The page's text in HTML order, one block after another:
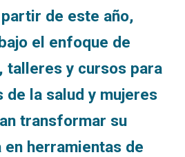
de este año,
el enfoque de
talleres y cursos para
la salud y mujeres
transformar su
herramientas de